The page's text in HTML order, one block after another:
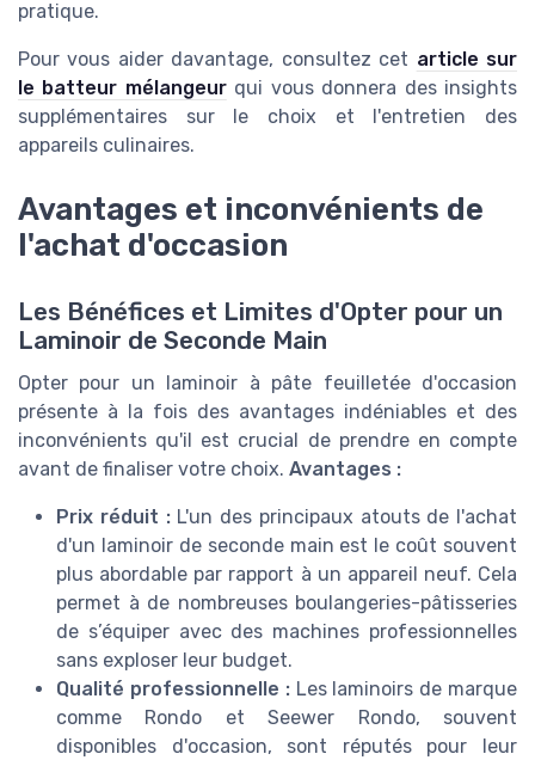
pratique.
Pour vous aider davantage, consultez cet article sur
le batteur mélangeurqui vous donnera des insights
supplémentaires sur le choix et l'entretien des
appareils culinaires.
Avantages et inconvénients de
l'achat d'occasion
Les Bénéfices et Limites d'Opter pour un
Laminoir de Seconde Main
Opter pour un laminoir à pâte feuilletée d'occasion
présente à la fois des avantages indéniables et des
inconvénients qu'il est crucial de prendre en compte
avant de finaliser votre choix. Avantages :
Prix réduit :L'un des principaux atouts de l'achat
d'un laminoir de seconde main est le coût souvent
plus abordable par rapport à un appareil neuf. Cela
permet à de nombreuses boulangeries-pâtisseries
de s’équiper avec des machines professionnelles
sans exploser leur budget.
Qualité professionnelle :Les laminoirs de marque
comme Rondo et Seewer Rondo, souvent
disponibles d'occasion, sont réputés pour leur